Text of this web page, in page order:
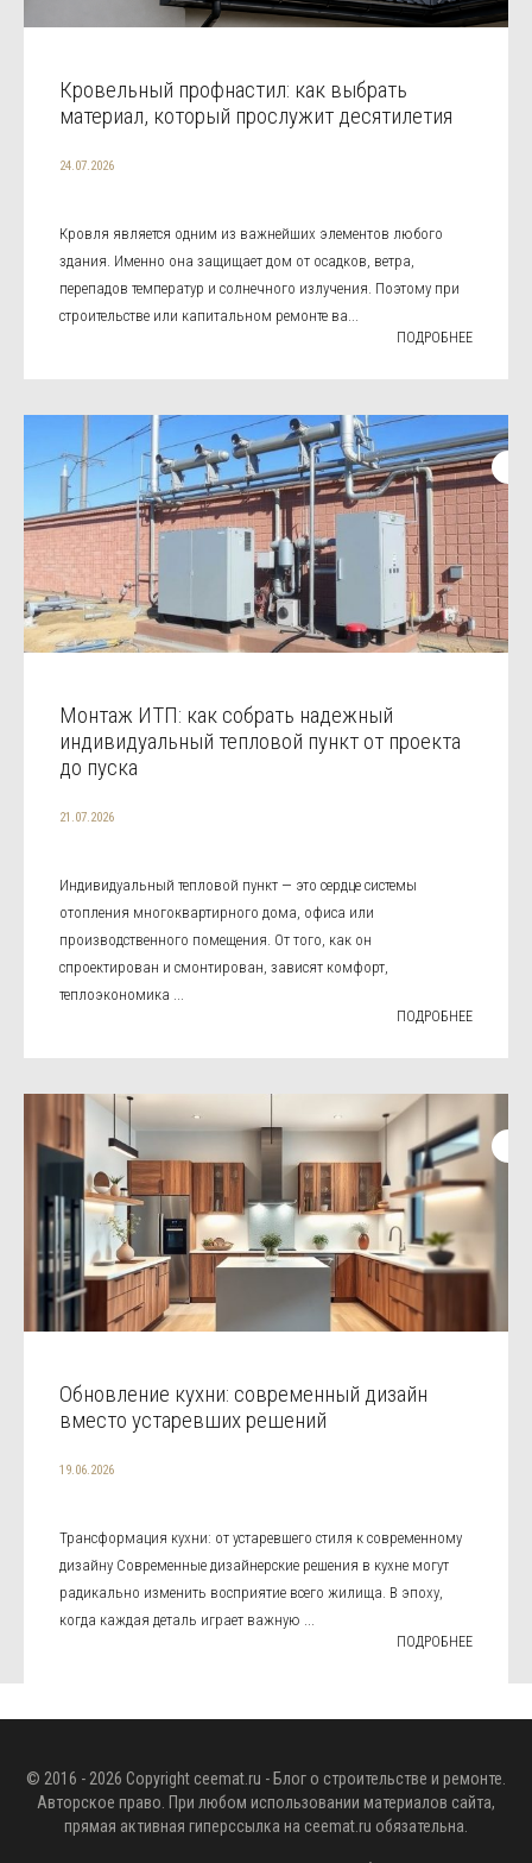
Кровельный профнастил: как выбрать
материал, который прослужит десятилетия
24.07.2026
Кровля является одним из важнейших элементов любого
здания. Именно она защищает дом от осадков, ветра,
перепадов температур и солнечного излучения. Поэтому при
строительстве или капитальном ремонте ва...
ПОДРОБНЕЕ
Монтаж ИТП: как собрать надежный
индивидуальный тепловой пункт от проекта
до пуска
21.07.2026
Индивидуальный тепловой пункт — это сердце системы
отопления многоквартирного дома, офиса или
производственного помещения. От того, как он
спроектирован и смонтирован, зависят комфорт,
теплоэкономика ...
ПОДРОБНЕЕ
Обновление кухни: современный дизайн
вместо устаревших решений
19.06.2026
Трансформация кухни: от устаревшего стиля к современному
дизайну Современные дизайнерские решения в кухне могут
радикально изменить восприятие всего жилища. В эпоху,
когда каждая деталь играет важную ...
ПОДРОБНЕЕ
© 2016 - 2026 Copyright ceemat.ru - Блог о строительстве и ремонте.
Авторское право. При любом использовании материалов сайта,
прямая активная гиперссылка на ceemat.ru обязательна.